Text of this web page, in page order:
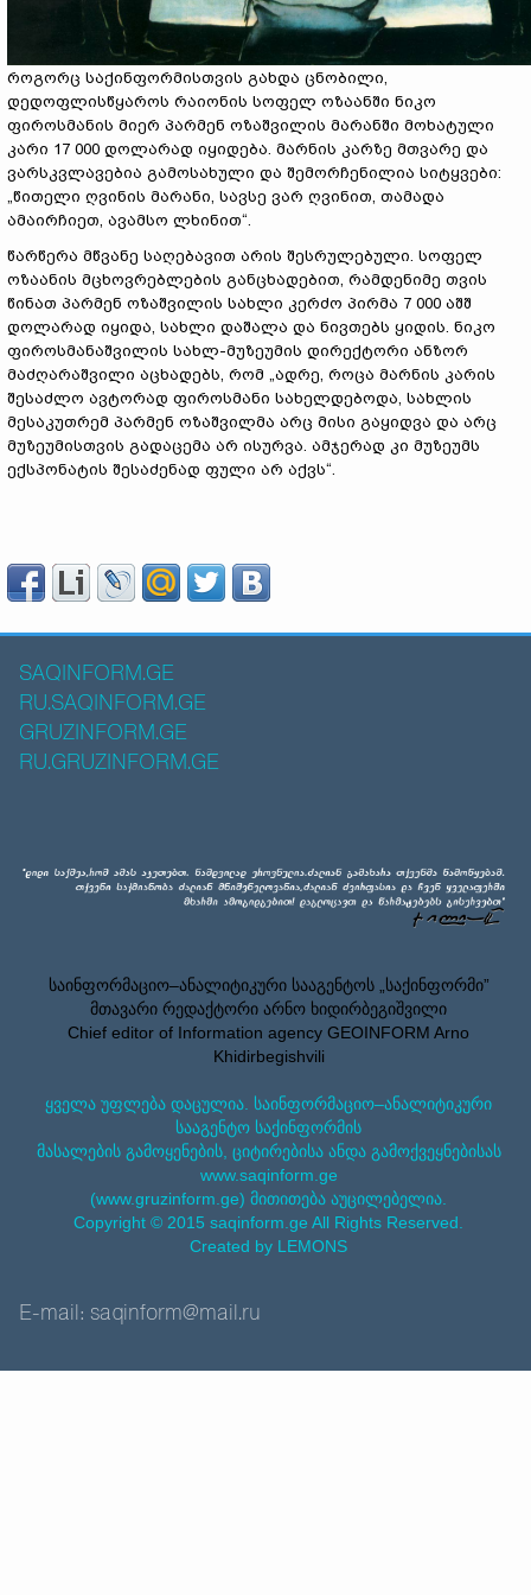
როგორც საქინფორმისთვის გახდა ცნობილი,
დედოფლისწყაროს რაიონის სოფელ ოზაანში ნიკო
ფიროსმანის მიერ პარმენ ოზაშვილის მარანში მოხატული
კარი 17 000 დოლარად იყიდება. მარნის კარზე მთვარე და
ვარსკვლავებია გამოსახული და შემორჩენილია სიტყვები:
„წითელი ღვინის მარანი, სავსე ვარ ღვინით, თამადა
ამაირჩიეთ, ავამსო ლხინით“.
წარწერა მწვანე საღებავით არის შესრულებული. სოფელ
ოზაანის მცხოვრებლების განცხადებით, რამდენიმე თვის
წინათ პარმენ ოზაშვილის სახლი კერძო პირმა 7 000 აშშ
დოლარად იყიდა, სახლი დაშალა და ნივთებს ყიდის. ნიკო
ფიროსმანაშვილის სახლ-მუზეუმის დირექტორი ანზორ
მაძღარაშვილი აცხადებს, რომ „ადრე, როცა მარნის კარის
შესაძლო ავტორად ფიროსმანი სახელდებოდა, სახლის
მესაკუთრემ პარმენ ოზაშვილმა არც მისი გაყიდვა და არც
მუზეუმისთვის გადაცემა არ ისურვა. ამჯერად კი მუზეუმს
ექსპონატის შესაძენად ფული არ აქვს“.
SAQINFORM.GE
RU.SAQINFORM.GE
GRUZINFORM.GE
RU.GRUZINFORM.GE
საინფორმაციო–ანალიტიკური სააგენტოს „საქინფორმი”
მთავარი რედაქტორი არნო ხიდირბეგიშვილი
Chief editor of Information agency GEOINFORM Arno
Khidirbegishvili
ყველა უფლება დაცულია. საინფორმაციო–ანალიტიკური
სააგენტო საქინფორმის
მასალების გამოყენების, ციტირებისა ანდა გამოქვეყნებისას
www.saqinform.ge
(www.gruzinform.ge) მითითება აუცილებელია.
Copyright © 2015 saqinform.ge All Rights Reserved.
Created by LEMONS
E-mail: saqinform@mail.ru